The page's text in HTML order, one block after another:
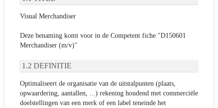
Visual Merchandiser
Deze benaming komt voor in de Competent fiche "D150601
Merchandiser (m/v)"
DEFINITIE
Optimaliseert de organisatie van de uitstalpunten (plaats,
opwaardering, aantallen, ...) rekening houdend met commerciële
doelstellingen van een merk of een label teneinde het